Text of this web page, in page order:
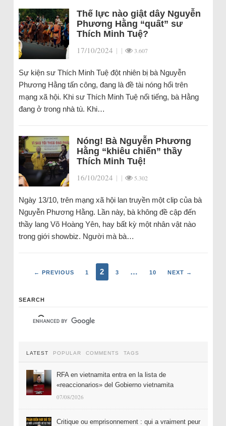
Thế lực nào giật dây Nguyễn
Phương Hằng “quất” sư
Thích Minh Tuệ?
17/10/2024 | | 3.607
Sự kiện sư Thích Minh Tuệ đột nhiên bị bà Nguyễn
Phương Hằng tấn công, đang là đề tài nóng hổi trên
mạng xã hội. Khi sư Thích Minh Tuệ nổi tiếng, bà Hằng
đang ở trong nhà tù. Khi…
Nóng! Bà Nguyễn Phương
Hằng “khiêu chiến” thầy
Thích Minh Tuệ!
16/10/2024 | | 5.302
Ngày 13/10, trên mạng xã hội lan truyền một clip của bà
Nguyễn Phương Hằng. Lần này, bà không đề cập đến
thầy lang Võ Hoàng Yên, hay bất kỳ một nhân vật nào
trong giới showbiz. Người mà bà…
← PREVIOUS 1 2 3 … 10 NEXT →
SEARCH
LATEST POPULAR COMMENTS TAGS
RFA en vietnamita entra en la lista de
«reaccionarios» del Gobierno vietnamita
07/08/2026
Critique ou emprisonnement : qui a vraiment peur